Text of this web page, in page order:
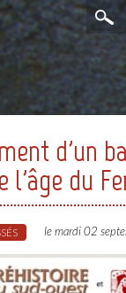
d'un
l'âge du
le mardi 02